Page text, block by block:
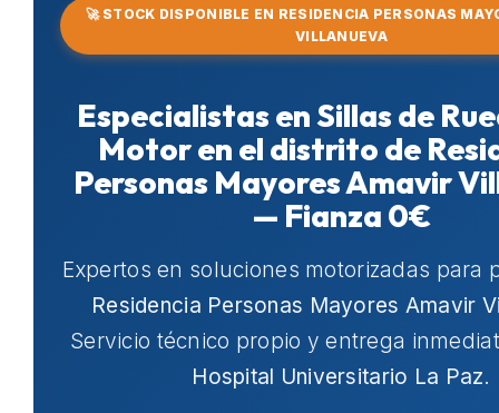
🚀 STOCK DISPONIBLE EN RESIDENCIA PERSONAS
VILLANUEVA
Especialistas en Sillas de
Motor en el distrito de
Personas Mayores Amavir
— Fianza 0€
Expertos en soluciones motorizadas para
Residencia Personas Mayores Amavir
Servicio técnico propio y entrega
Hospital Universitario La Paz.